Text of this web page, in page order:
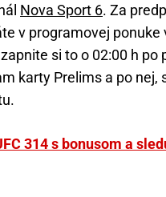
Nova Sport 6. Za
v programovej ponuke
si to o 02:00 h po
karty Prelims a po nej,
314 s bonusom a